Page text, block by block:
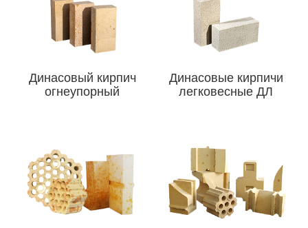
Динасовый кирпич
огнеупорный
Динасовые кирпичи
легковесные ДЛ